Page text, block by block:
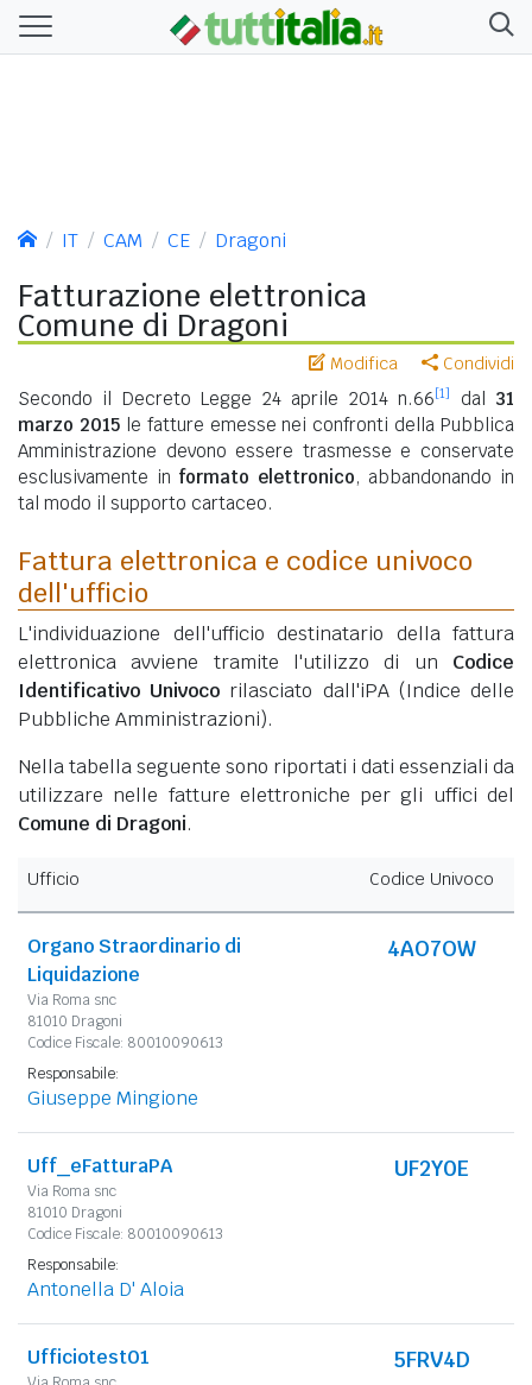
IT CAM CE Dragoni
Fatturazione elettronica
Comune di Dragoni
Modifica Condividi
Secondo il Decreto Legge 24 aprile 2014 n.66[1] dal 31
marzo 2015le fatture emesse nei confronti della Pubblica
Amministrazione devono essere trasmesse e conservate
esclusivamente in formato elettronico, abbandonando in
tal modo il supporto cartaceo.
Fattura elettronica e codice univoco
dell'ufficio
L'individuazione dell'ufficio destinatario della fattura
elettronica avviene tramite l'utilizzo di un Codice
Identificativo Univoco rilasciato dall'iPA (Indice delle
Pubbliche Amministrazioni).
Nella tabella seguente sono riportati i dati essenziali da
utilizzare nelle fatture elettroniche per gli uffici del
Comune di Dragoni.
Ufficio Codice Univoco
Organo Straordinario di
Liquidazione
Via Roma snc
81010 Dragoni
Codice Fiscale: 80010090613
4AO7OW
Responsabile:
Giuseppe Mingione
Uff_eFatturaPA
Via Roma snc
81010 Dragoni
Codice Fiscale: 80010090613
UF2Y0E
Responsabile:
Antonella D' Aloia
Ufficiotest01 5FRV4D